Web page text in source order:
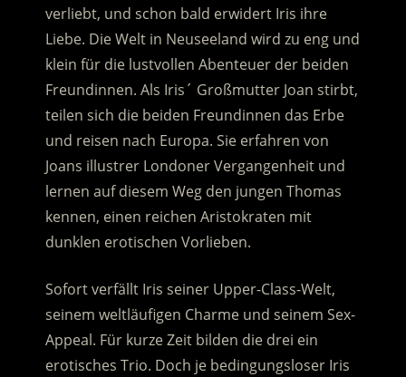
verliebt, und schon bald erwidert Iris ihre
Liebe. Die Welt in Neuseeland wird zu eng und
klein für die lustvollen Abenteuer der beiden
Freundinnen. Als Iris´ Großmutter Joan stirbt,
teilen sich die beiden Freundinnen das Erbe
und reisen nach Europa. Sie erfahren von
Joans illustrer Londoner Vergangenheit und
lernen auf diesem Weg den jungen Thomas
kennen, einen reichen Aristokraten mit
dunklen erotischen Vorlieben.
Sofort verfällt Iris seiner Upper-Class-Welt,
seinem weltläufigen Charme und seinem Sex-
Appeal. Für kurze Zeit bilden die drei ein
erotisches Trio. Doch je bedingungsloser Iris